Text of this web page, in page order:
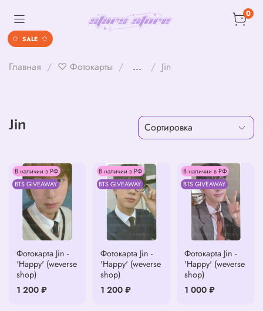
0
Главная ♡ Фотокарты ... Jin
Jin
В наличии в РФ
BTS GIVEAWAY
Фотокарта Jin -
'Happy' (weverse
shop)
1 200 ₽
В наличии в РФ
BTS GIVEAWAY
Фотокарта Jin -
'Happy' (weverse
shop)
1 200 ₽
В наличии в РФ
BTS GIVEAWAY
Фотокарта Jin -
'Happy' (weverse
shop)
1 000 ₽